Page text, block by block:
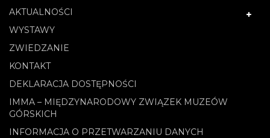
AKTUALNOŚCI
WYSTAWY
ZWIEDZANIE
KONTAKT
DEKLARACJA DOSTĘPNOŚCI
IMMA – MIĘDZYNARODOWY ZWIĄZEK MUZEÓW
GÓRSKICH
INFORMACJA O PRZETWARZANIU DANYCH